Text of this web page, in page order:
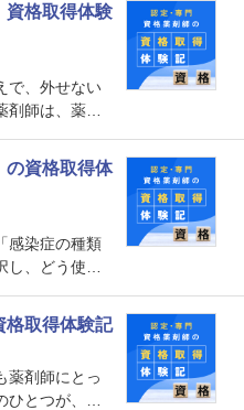
。今回はそん
紹介しま
資格取得体験
で、外せない
剤師は、薬剤
しました。薬
るがん医療に
って一目置
の資格取得体
感染症の種類
、どう使っ
策加算の施設
れており、今
くの役割が
格取得体験記
薬剤師にとっ
とつが、